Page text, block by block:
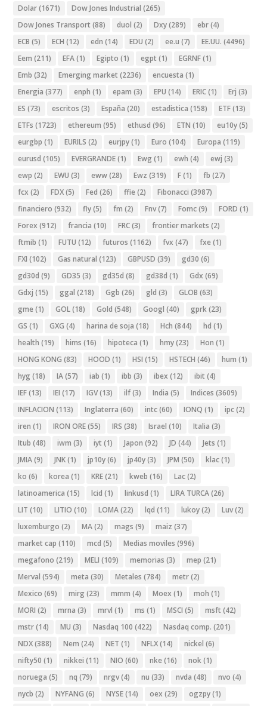
Dolar(1671) Dow Jones Industrial (265)
Dow Jones Transport (88) duol (2) Dxy(289) ebr(4)
ECB (5) ECH (12) edn (14) EDU (2) ee.u (7) EE.UU. (4496)
Eem (211) EFA(1) Egipto (1) egpt (1) EGRNF(1)
Emb (32) Emerging market (2236) encuesta (1)
Energia (377) enph (1) epam (3) EPU (14) ERIC(1) Erj (3)
ES (73) escritos (3) España (20) estadistica (158) ETF(13)
ETFs (1723) ethereum (95) ethusd (96) ETN (10) eu10y(5)
eurgbp (1) EURILS (2) eurjpy(1) Euro (104) Europa (119)
eurusd (105) EVERGRANDE(1) Ewg (1) ewh (4) ewj (3)
ewp (2) EWU (3) eww(28) Ewz (319) F(1) fb (27)
fcx (2) FDX(5) Fed (26) ffie (2) Fibonacci (3987)
financiero (932) fly(5) fm (2) Fnv(7) Fomc(9) FORD (1)
Forex (912) francia (10) FRC(3) frontier markets (2)
ftmib (1) FUTU (12) futuros (1162) fvx (47) fxe (1)
FXI (102) Gas natural (123) GBPUSD (39) gd30 (6)
gd30d (9) GD35 (3) gd35d (8) gd38d (1) Gdx (69)
Gdxj (15) ggal (218) Ggb (26) gld (3) GLOB (63)
gme (1) GOL(18) Gold (548) Googl (40) gprk(23)
GS (1) GXG (4) harina de soja (18) Hch (844) hd (1)
health (19) hims (16) hipoteca (1) hmy(23) Hon (1)
HONG KONG (83) HOOD (1) HSI (15) HSTECH (46) hum (1)
hyg (18) IA(57) iab (1) ibb (3) ibex (12) ibit (4)
IEF(13) IEI (17) IGV(13) ilf(3) India (5) Indices (3609)
INFLACION (113) Inglaterra (60) intc(60) IONQ (1) ipc(2)
iren (1) IRON ORE(55) IRS (38) Israel (10) Italia (3)
Itub (48) iwm (3) iyt (1) Japon (92) JD (44) Jets (1)
JMIA(9) JNK(1) jp10y(6) jp40y(3) JPM (50) klac(1)
ko (6) korea (1) KRE(21) kweb (16) Lac(2)
latinoamerica (15) lcid (1) linkusd (1) LIRA TURCA(26)
LIT (10) LITIO (10) LOMA(22) lqd (11) lukoy(2) Luv(2)
luxemburgo (2) MA(2) mags (9) maiz (37)
market cap (110) mcd (5) Medias moviles (996)
megafono (219) MELI (109) memorias (3) mep (21)
Merval (594) meta (30) Metales (784) metr(2)
Mexico (69) mirg (23) mmm (4) Moex (1) moh (1)
MORI (2) mrna (3) mrvl (1) ms (1) MSCI (5) msft (42)
mstr(14) MU (3) Nasdaq 100 (422) Nasdaq comp. (201)
NDX(388) Nem (24) NET (1) NFLX(14) nickel (6)
nifty50 (1) nikkei (11) NIO (60) nke (16) nok(1)
noruega (5) nq (79) nrgv(4) nu (33) nvda (48) nvo (4)
nycb (2) NYFANG (6) NYSE(14) oex (29) ogzpy(1)